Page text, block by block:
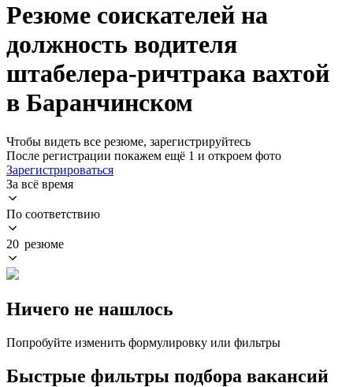
Резюме соискателей на
должность водителя
штабелера-ричтрака вахтой
в Баранчинском
Чтобы видеть все резюме, зарегистрируйтесь
После регистрации покажем ещё 1 и откроем фото
Зарегистрироваться
За всё время
По соответствию
20 резюме
Ничего не нашлось
Попробуйте изменить формулировку или фильтры
Быстрые фильтры подбора вакансий